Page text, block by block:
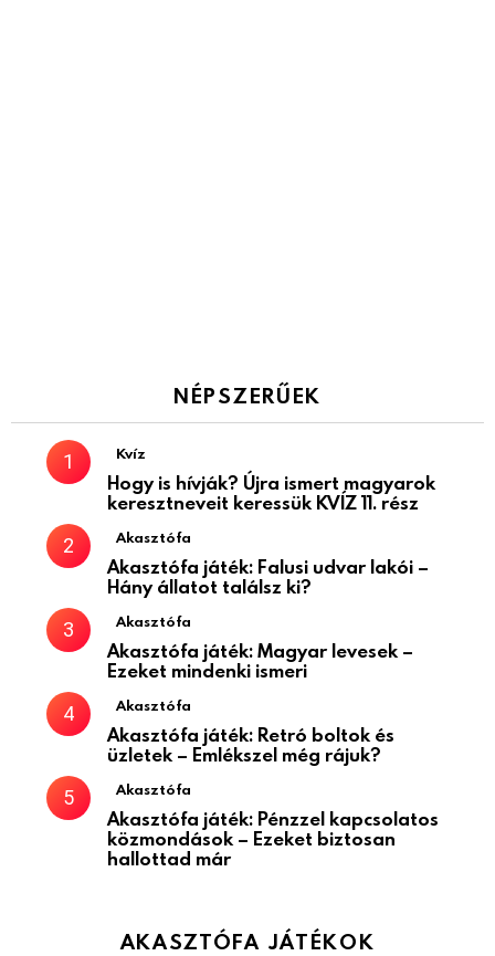
NÉPSZERŰEK
Kvíz
Hogy is hívják? Újra ismert magyarok
keresztneveit keressük KVÍZ 11. rész
Akasztófa
Akasztófa játék: Falusi udvar lakói –
Hány állatot találsz ki?
Akasztófa
Akasztófa játék: Magyar levesek –
Ezeket mindenki ismeri
Akasztófa
Akasztófa játék: Retró boltok és
üzletek – Emlékszel még rájuk?
Akasztófa
Akasztófa játék: Pénzzel kapcsolatos
közmondások – Ezeket biztosan
hallottad már
AKASZTÓFA JÁTÉKOK